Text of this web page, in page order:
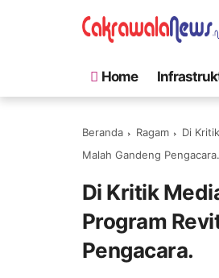
Home
Beranda Ragam
Di
Malah Gandeng Pengacara.
Di Kritik
Program
Pengacara.